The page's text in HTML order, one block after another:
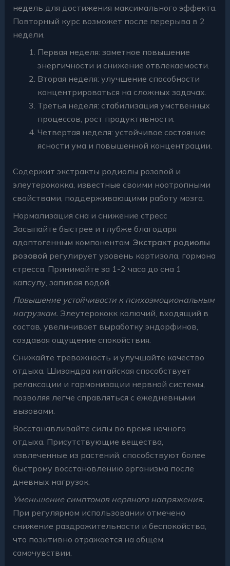
недель для достижения максимального эффекта.
Повторный курс возможет после перерыва в 2
недели.
Первая неделя: заметное повышение
энергичности и снижение отвлекаемости.
Вторая неделя: улучшение способности
концентрироваться на сложных задачах.
Третья неделя: стабилизация умственных
процессов, рост продуктивности.
Четвертая неделя: устойчивое состояние
ясности ума и повышенной концентрации.
Содержит экстракты родиолы розовой и
элеутерококка, известные своими ноотропными
свойствами, поддерживающими работу мозга.
Нормализация сна и снижение стресс
Засыпайте быстрее и глубже благодаря
адаптогенным компонентам. Экстракт родиолы
розовой регулирует уровень кортизола, гормона
стресса. Принимайте за 1-2 часа до сна 1
капсулу, запивая водой.
Повышение устойчивости к психоэмоциональным
нагрузкам. Элеутерококк колючий, входящий в
состав, увеличивает выработку эндорфинов,
создавая ощущение спокойствия.
Снижайте тревожность и улучшайте качество
отдыха. Шизандра китайская способствует
релаксации и гармонизации нервной системы,
позволяя легче справляться с ежедневными
вызовами.
Восстанавливайте силы во время ночного
отдыха. Присутствующие вещества,
извлеченные из растений, способствуют более
быстрому восстановлению организма после
дневных нагрузок.
Уменьшение симптомов нервного напряжения.
При регулярном использовании отмечено
снижение раздражительности и беспокойства,
что позитивно отражается на общем
самочувствии.